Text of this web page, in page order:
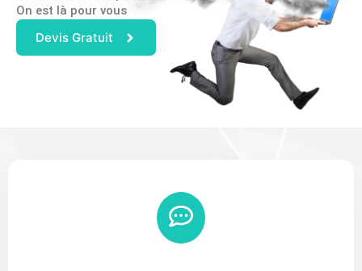
On est là pour vous
Devis Gratuit